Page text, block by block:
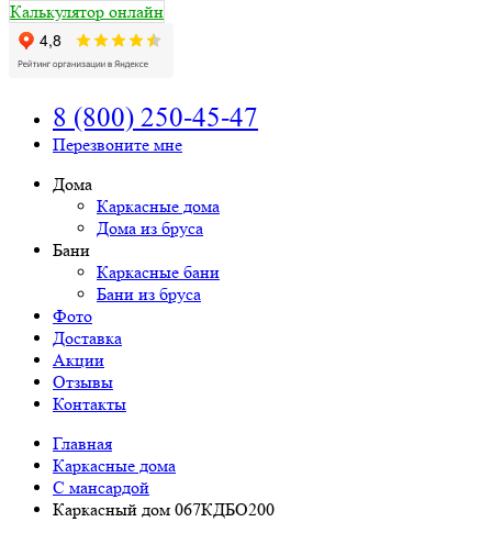
Калькулятор онлайн
8 (800) 250-45-47
Перезвоните мне
Дома
Каркасные дома
Дома из бруса
Бани
Каркасные бани
Бани из бруса
Фото
Доставка
Акции
Отзывы
Контакты
Главная
Каркасные дома
С мансардой
Каркасный дом 067КДБО200